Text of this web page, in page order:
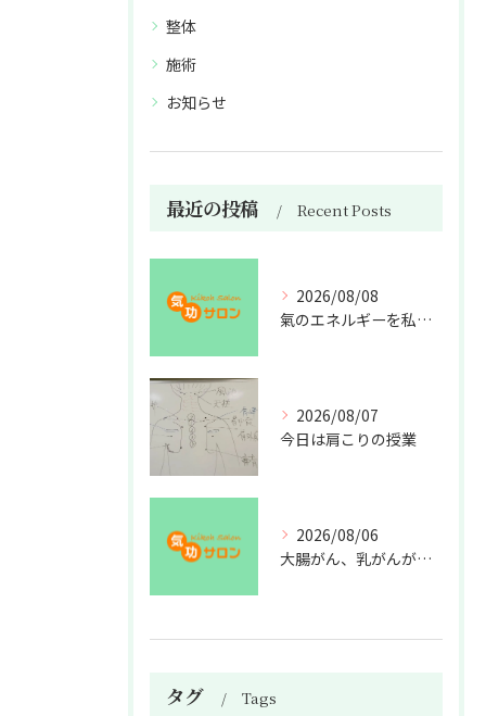
整体
施術
お知らせ
最近の投稿 Recent Posts
2026/08/08
氣のエネルギーを私利私欲のために使うな
2026/08/07
今日は肩こりの授業
2026/08/06
大腸がん、乳がんが増えた理由
タグ Tags